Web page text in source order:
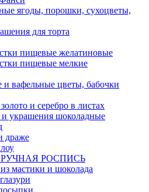
ягоды, порошки, сухоцветы,
для торта
пищевые желатиновые
пищевые мелкие
и вафельные цветы, бабочки
и серебро в листах
украшения шоколадные
драже
РУЧНАЯ РОСПИСЬ
мастики и шоколада